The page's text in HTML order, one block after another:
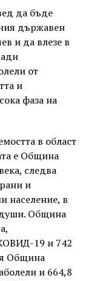
да бъде
държавен
и да влезе в
от
и
фаза на
в област
е Община
следва
и
население, в
души. Община
19 и 742
Община
и 664,8